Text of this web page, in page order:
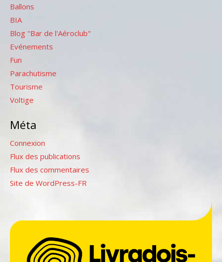
Ballons
BIA
Blog "Bar de l'Aéroclub"
Evénements
Fun
Parachutisme
Tourisme
Voltige
Méta
Connexion
Flux des publications
Flux des commentaires
Site de WordPress-FR